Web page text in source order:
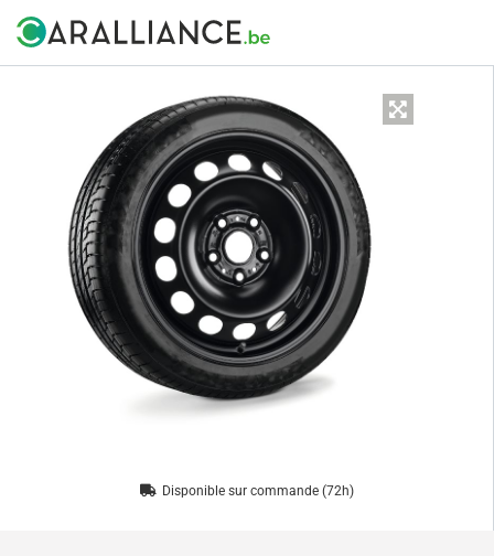
Disponible sur commande (72h)